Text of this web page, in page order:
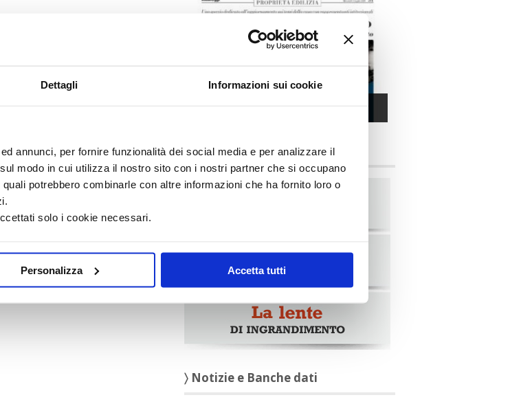
Dettagli Informazioni sui cookie
annunci, per fornire funzionalità dei social media e per analizzare il
modo in cui utilizza il nostro sito con i nostri partner che si occupano
potrebbero combinarle con altre informazioni che ha fornito loro o
solo i cookie necessari.
Personalizza Accetta tutti
〉 Rubriche
〉 Notizie e Banche dati